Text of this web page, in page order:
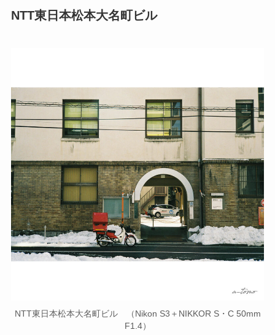
NTT東日本松本大名町ビル
NTT東日本松本大名町ビル （Nikon S3＋NIKKOR S・C 50mm
F1.4）